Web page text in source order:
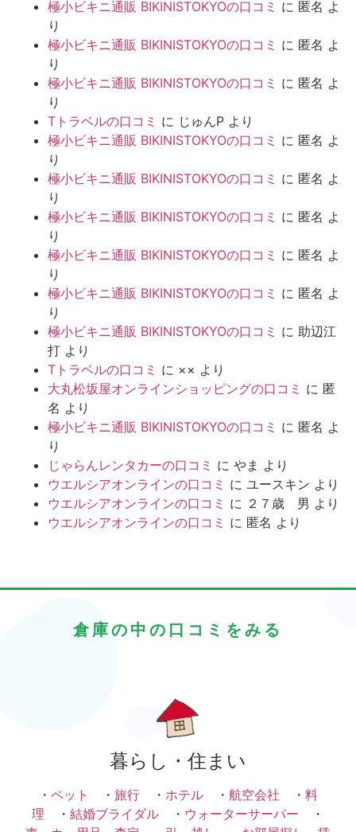
極小ビキニ通販 BIKINISTOKYOの口コミ に 匿名 よ
り
極小ビキニ通販 BIKINISTOKYOの口コミ に 匿名 よ
り
極小ビキニ通販 BIKINISTOKYOの口コミ に 匿名 よ
り
Tトラベルの口コミ に じゅんP より
極小ビキニ通販 BIKINISTOKYOの口コミ に 匿名 よ
り
極小ビキニ通販 BIKINISTOKYOの口コミ に 匿名 よ
り
極小ビキニ通販 BIKINISTOKYOの口コミ に 匿名 よ
り
極小ビキニ通販 BIKINISTOKYOの口コミ に 匿名 よ
り
極小ビキニ通販 BIKINISTOKYOの口コミ に 匿名 よ
り
極小ビキニ通販 BIKINISTOKYOの口コミ に 助辺江
打 より
Tトラベルの口コミ に ×× より
大丸松坂屋オンラインショッピングの口コミ に 匿
名 より
極小ビキニ通販 BIKINISTOKYOの口コミ に 匿名 よ
り
じゃらんレンタカーの口コミ に やま より
ウエルシアオンラインの口コミ に ユースキン より
ウエルシアオンラインの口コミ に ２７歳 男 より
ウエルシアオンラインの口コミ に 匿名 より
倉庫の中の口コミをみる
暮らし・住まい
・ ペット ・ 旅行 ・ ホテル ・ 航空会社 ・ 料
理 ・ 結婚ブライダル ・ ウォーターサーバー ・